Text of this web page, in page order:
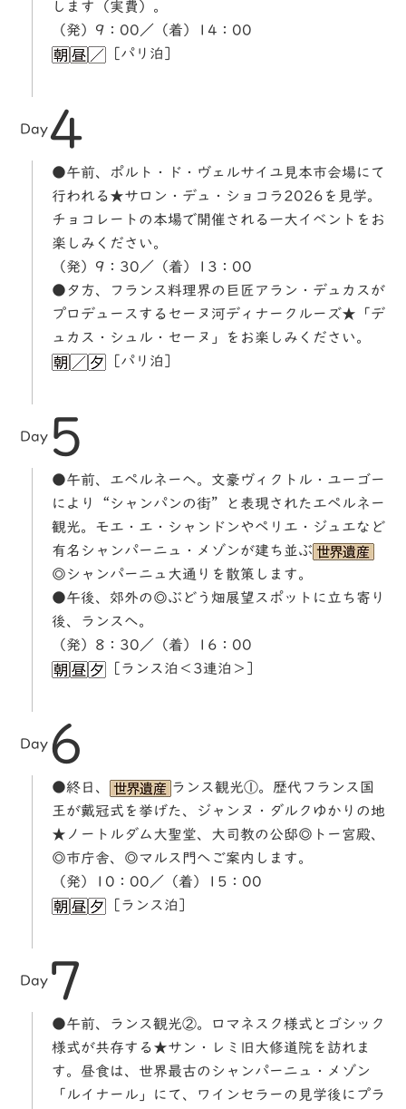
します（実費）。
（発）9：00／（着）14：00
［パリ泊］
Day4
●午前、ポルト・ド・ヴェルサイユ見本市会場にて
行われる★サロン・デュ・ショコラ2026を見学。
チョコレートの本場で開催される一大イベントをお
楽しみください。
（発）9：30／（着）13：00
●夕方、フランス料理界の巨匠アラン・デュカスが
プロデュースするセーヌ河ディナークルーズ★「デ
ュカス・シュル・セーヌ」をお楽しみください。
［パリ泊］
Day 5
●午前、エペルネーへ。文豪ヴィクトル・ユーゴー
により“シャンパンの街”と表現されたエペルネー
観光。モエ・エ・シャンドンやペリエ・ジュエなど
有名シャンパーニュ・メゾンが建ち並ぶ
◎シャンパーニュ大通りを散策します。
●午後、郊外の◎ぶどう畑展望スポットに立ち寄り
後、ランスへ。
（発）8：30／（着）16：00
［ランス泊＜3連泊＞］
Day 6
●終日、
ランス観光①。歴代フランス国
王が戴冠式を挙げた、ジャンヌ・ダルクゆかりの地
★ノートルダム大聖堂、大司教の公邸◎トー宮殿、
◎市庁舎、◎マルス門へご案内します。
（発）10：00／（着）15：00
［ランス泊］
Day 7
●午前、ランス観光②。ロマネスク様式とゴシック
様式が共存する★サン・レミ旧大修道院を訪れま
す。昼食は、世界最古のシャンパーニュ・メゾン
「ルイナール」にて、ワインセラーの見学後にプラ